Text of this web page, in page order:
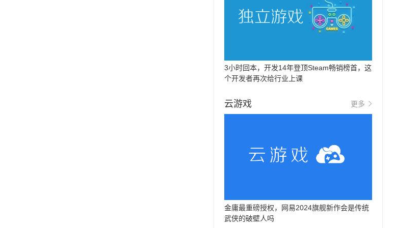
3小时回本，开发14年登顶Steam畅销榜首，这
个开发者再次给行业上课
云游戏 更多
金庸最重磅授权，网易2024旗舰新作会是传统
武侠的破壁人吗